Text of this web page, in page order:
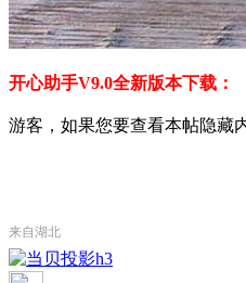
开心助手V9.0全新版本下载：
游客，如果您要查看本帖隐藏
来自湖北